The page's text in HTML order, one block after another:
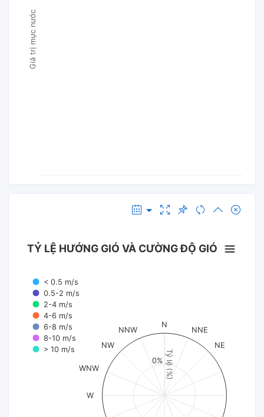
Giá trị mực nước
Tỷ lệ (%)
TỶ LỆ HƯỚNG GIÓ VÀ CƯỜNG ĐỘ GIÓ
< 0.5 m/s
0.5-2 m/s
2-4 m/s
4-6 m/s
6-8 m/s
8-10 m/s
> 10 m/s
N
NNE
NE
W
WNW
NW
NNW
0%